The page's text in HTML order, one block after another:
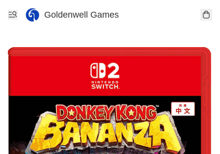
Goldenwell Games